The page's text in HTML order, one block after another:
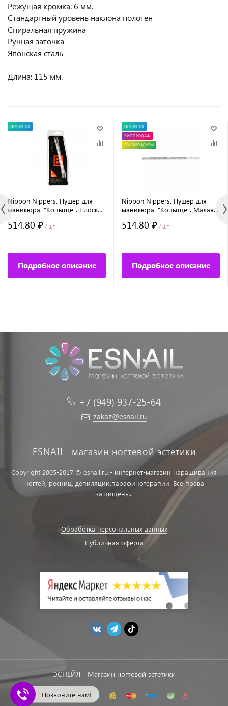
Режущая кромка: 6 мм.
Стандартный уровень наклона полотен
Спиральная пружина
Ручная заточка
Японская сталь
Длина: 115 мм.
НОВИНКА
Nippon Nippers. Пушер для
маникюра. "Копытце". Плоская
514.80 ₽ / шт
Подробное описание
НОВИНКА
ХИТ ПРОДАЖ
РЕКОМЕНДУЕМ
Nippon Nippers. Пушер для
маникюра. "Копытце". Малая
514.80 ₽ / шт
Подробное описание
+7 (949) 937-25-64
zakaz@esnail.ru
ESNAIL- магазин ногтевой эстетики
Copyright 2005-2017 © esnail.ru - интернет-магазин наращивания
ногтей, ресниц, депиляции,парафинотерапии. Все права
защищены..
Обработка персональных данных
Публичная оферта
ЭСНЕЙЛ - Магазин ногтевой эстетики
Позвоните нам!